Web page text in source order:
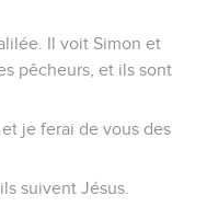
Il voit Simon et
pêcheurs, et ils sont
je ferai de vous des
suivent Jésus.